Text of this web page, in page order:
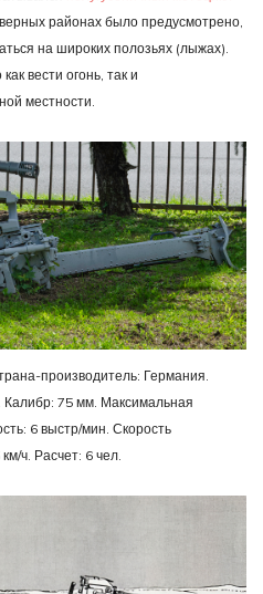
районах было предусмотрено,
на широких полозьях (лыжах).
вести огонь, так и
местности.
производитель: Германия.
75 мм. Максимальная
6 выстр/мин. Скорость
ч. Расчет: 6 чел.